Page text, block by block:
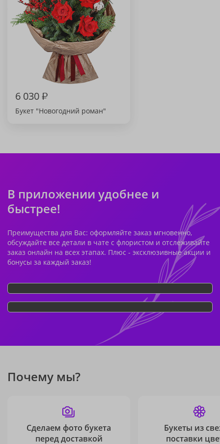
6 030₽
Букет "Новогодний роман"
В приложении удобнее и
быстрее!
Преимущества для Вас: оформляйте заказ мгновенно,
обсуждайте все детали в чате с флористом и отслеживайте
заказ онлайн на всех этапах. Плюс - эксклюзивные акции и
бонусы за каждый заказ!
Почему мы?
Сделаем фото букета
перед доставкой
Букеты из
поставки